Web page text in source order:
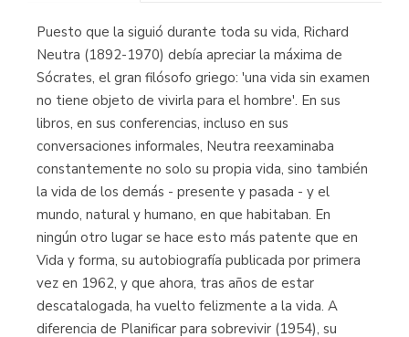
Librería Kolima
(Madrid)
Librería Proteo
(Málaga)
Puesto que la siguió durante toda su vida, Richard
Neutra (1892-1970) debía apreciar la máxima de
Sócrates, el gran filósofo griego: 'una vida sin examen
no tiene objeto de vivirla para el hombre'. En sus
libros, en sus conferencias, incluso en sus
conversaciones informales, Neutra reexaminaba
constantemente no solo su propia vida, sino también
la vida de los demás - presente y pasada - y el
mundo, natural y humano, en que habitaban. En
ningún otro lugar se hace esto más patente que en
Vida y forma, su autobiografía publicada por primera
vez en 1962, y que ahora, tras años de estar
descatalogada, ha vuelto felizmente a la vida. A
diferencia de Planificar para sobrevivir (1954), su